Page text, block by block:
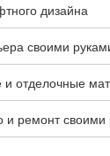
дизайна
своими
и отделочные
и ремонт своими